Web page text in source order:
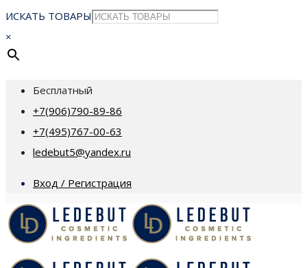
ИСКАТЬ ТОВАРЫ
×
Бесплатный
+7(906)790-89-86
+7(495)767-00-63
ledebut5@yandex.ru
Вход / Регистрация